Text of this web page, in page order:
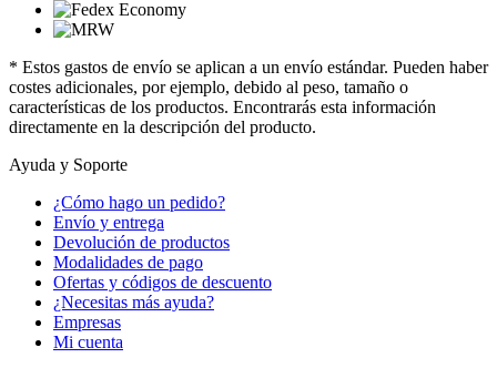
* Estos gastos de envío se aplican a un envío estándar. Pueden haber
costes adicionales, por ejemplo, debido al peso, tamaño o
características de los productos. Encontrarás esta información
directamente en la descripción del producto.
Ayuda y Soporte
¿Cómo hago un pedido?
Envío y entrega
Devolución de productos
Modalidades de pago
Ofertas y códigos de descuento
¿Necesitas más ayuda?
Empresas
Mi cuenta